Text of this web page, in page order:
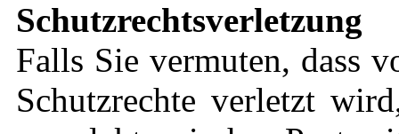
Schutzrechtsverletzung
Falls Sie vermuten, dass
Schutzrechte verletzt